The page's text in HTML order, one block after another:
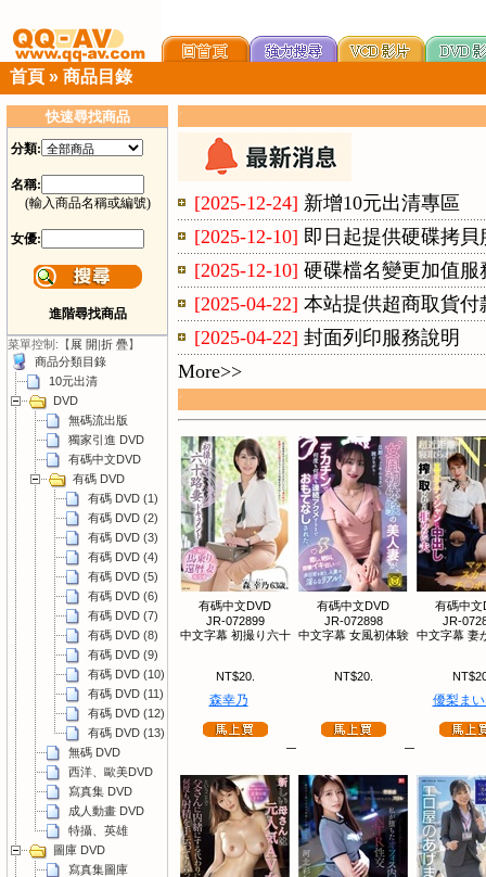
首頁 » 商品目錄
快速尋找商品
分類:
名稱:
(輸入商品名稱或編號)
女優:
進階尋找商品
菜單控制:【展 開|折 疊】
商品分類目錄
10元出清
DVD
無碼流出版
獨家引進 DVD
有碼中文DVD
有碼 DVD
有碼 DVD (1)
有碼 DVD (2)
有碼 DVD (3)
有碼 DVD (4)
有碼 DVD (5)
有碼 DVD (6)
有碼 DVD (7)
有碼 DVD (8)
有碼 DVD (9)
有碼 DVD (10)
有碼 DVD (11)
有碼 DVD (12)
有碼 DVD (13)
無碼 DVD
西洋、歐美DVD
寫真集 DVD
成人動畫 DVD
特攝、英雄
圖庫 DVD
寫真集圖庫
[2025-12-24] 新增10元出清專區
[2025-12-10] 即日起提供硬碟拷
[2025-12-10] 硬碟檔名變更加值服
[2025-04-22] 本站提供超商取貨付
[2025-04-22] 封面列印服務說明
More>>
有碼中文DVD
JR-072899
中文字幕 初撮り六十
NT$20.
森幸乃
有碼中文DVD
JR-072898
中文字幕 女風初体験
NT$20.
有碼中文
JR-
中文字幕 妻
優梨ま